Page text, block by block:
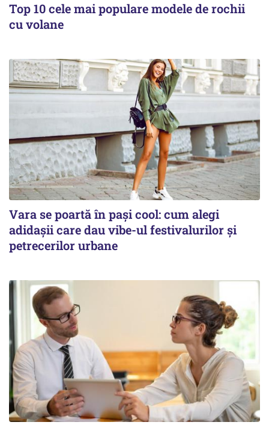
Top 10 cele mai populare modele de rochii
cu volane
Vara se poartă în pași cool: cum alegi
adidașii care dau vibe-ul festivalurilor și
petrecerilor urbane